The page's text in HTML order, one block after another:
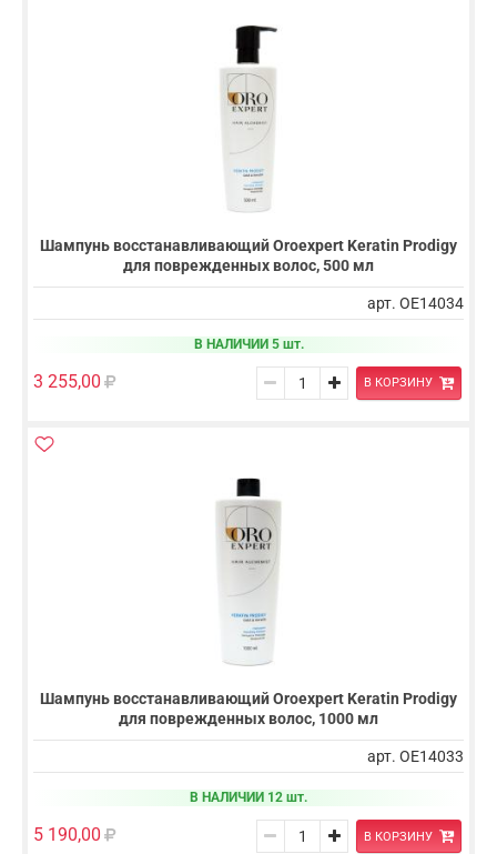
Шампунь восстанавливающий Oroexpert Keratin Prodigy
для поврежденных волос, 500 мл
арт. OE14034
В НАЛИЧИИ 5 шт.
3 255,00 В КОРЗИНУ
Шампунь восстанавливающий Oroexpert Keratin Prodigy
для поврежденных волос, 1000 мл
арт. OE14033
В НАЛИЧИИ 12 шт.
5 190,00 В КОРЗИНУ